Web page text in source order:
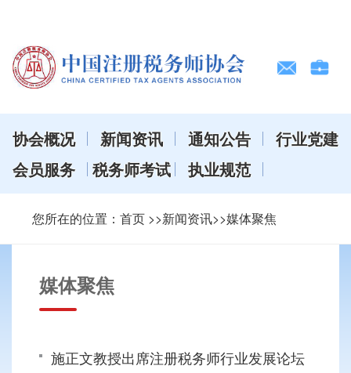
协会概况 新闻资讯 通知公告
行业党建
会员服务
税务师考试 执业规范
您所在的位置： 首页 >>新闻资讯>>媒体聚焦
媒体聚焦
施正文教授出席注册税务师行业发展论坛